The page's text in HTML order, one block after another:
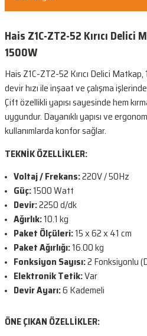
Hais Z1C-ZT2-52 Kırıcı
1500W
Hais Z1C-ZT2-52 Kırıcı Delici
devir hızı ile inşaat ve çalışma
Çift özellikli yapısı sayesinde hem
uygundur. Dayanıklı yapısı ve
kullanımlarda konfor sağlar.
TEKNİK ÖZELLİKLER:
Voltaj / Frekans:220V / 50Hz
Güç:1500 Watt
Devir:2250 d/dk
Ağırlık:10.1 kg
Paket Ölçüleri:15 x 62 x 41 cm
Paket Ağırlığı:16.00 kg
Fonksiyon Sayısı:2 Fonksiyonlu
Elektronik Tetik:Var
Devir Ayarı:6 Kademeli
ÖNE ÇIKAN ÖZELLİKLER: